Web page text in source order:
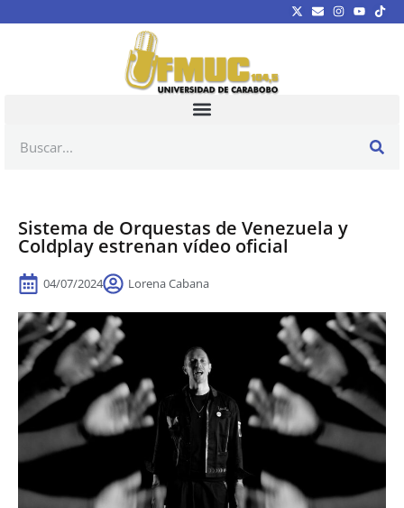
Sistema de Orquestas de Venezuela y
Coldplay estrenan vídeo oficial
04/07/2024 Lorena Cabana